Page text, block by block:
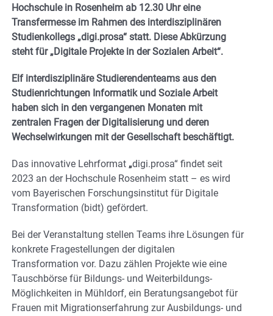
Hochschule in Rosenheim ab 12.30 Uhr eine
Transfermesse im Rahmen des interdisziplinären
Studienkollegs „digi.prosa“ statt. Diese Abkürzung
steht für „Digitale Projekte in der Sozialen Arbeit“.
Elf interdisziplinäre Studierendenteams aus den
Studienrichtungen Informatik und Soziale Arbeit
haben sich in den vergangenen Monaten mit
zentralen Fragen der Digitalisierung und deren
Wechselwirkungen mit der Gesellschaft beschäftigt.
Das innovative Lehrformat „digi.prosa“ findet seit
2023 an der Hochschule Rosenheim statt – es wird
vom Bayerischen Forschungsinstitut für Digitale
Transformation (bidt) gefördert.
Bei der Veranstaltung stellen Teams ihre Lösungen für
konkrete Fragestellungen der digitalen
Transformation vor. Dazu zählen Projekte wie eine
Tauschbörse für Bildungs- und Weiterbildungs-
Möglichkeiten in Mühldorf, ein Beratungsangebot für
Frauen mit Migrationserfahrung zur Ausbildungs- und